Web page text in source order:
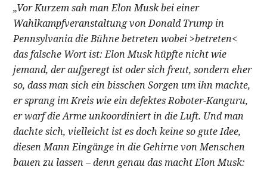
„Vor Kurzem sah man Elon Musk bei einer
Wahlkampfveranstaltung von Donald Trump in
Pennsylvania die Bühne betreten wobei >betreten<
das falsche Wort ist: Elon Musk hüpfte nicht wie
jemand, der aufgeregt ist oder sich freut, sondern eher
so, dass man sich ein bisschen Sorgen um ihn machte,
er sprang im Kreis wie ein defektes Roboter-Kanguru,
er warf die Arme unkoordiniert in die Luft. Und man
dachte sich, vielleicht ist es doch keine so gute Idee,
diesen Mann Eingänge in die Gehirne von Menschen
bauen zu lassen – denn genau das macht Elon Musk: